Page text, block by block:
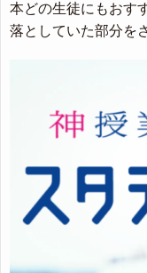
本どの生徒にもおす
落としていた部分を